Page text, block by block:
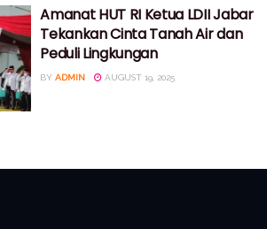
Amanat HUT RI Ketua LDII Jabar
Tekankan Cinta Tanah Air dan
Peduli Lingkungan
BY ADMIN AUGUST 19, 2025